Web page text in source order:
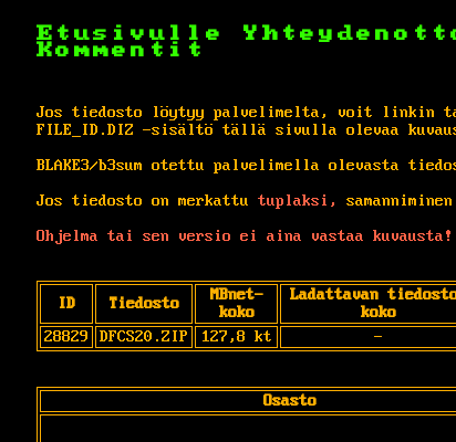
Etusivulle
Kommentit
Jos tiedosto löytyy palvelimelta, voit linkin
FILE_ID.DIZ -sisältö tällä sivulla olevaa
BLAKE3/b3sum otettu palvelimella olevasta
Jos tiedosto on merkattu tuplaksi,
Ohjelma tai sen versio ei aina vastaa kuvausta!
ID Tiedosto
MBnet-
koko
Ladattavan
koko
28829
DFCS20.ZIP 127,8 kt -
Osasto